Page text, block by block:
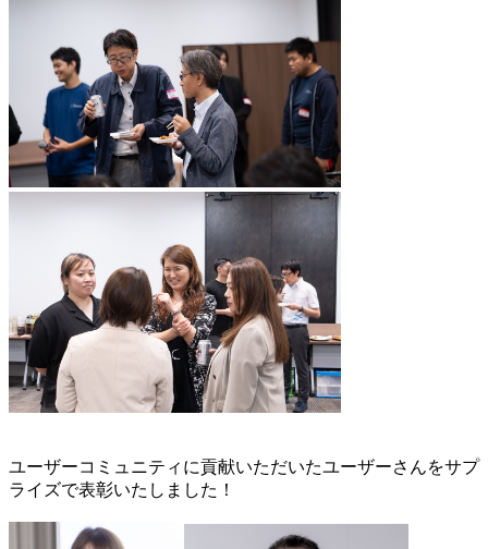
ユーザーコミュニティに貢献いただいたユーザーさんをサプ
ライズで表彰いたしました！